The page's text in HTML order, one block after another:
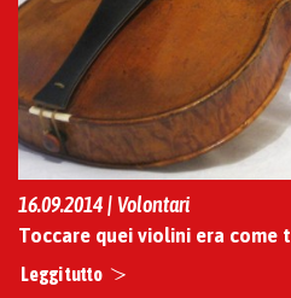
16.09.2014 | Volontari
Toccare quei violini era come
Leggi tutto